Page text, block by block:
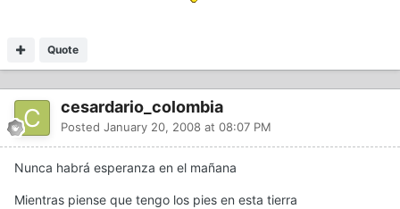
Quote
cesardario_colombia
Posted January 20, 2008 at 08:07 PM
Nunca habrá esperanza en el mañana
Mientras piense que tengo los pies en esta tierra